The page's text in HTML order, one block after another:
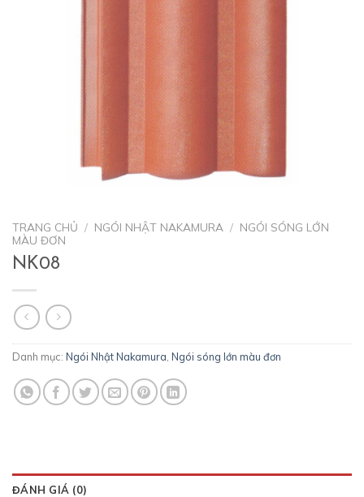
TRANG CHỦ / NGÓI NHẬT NAKAMURA / NGÓI SÓNG LỚN
MÀU ĐƠN
NK08
Danh mục: Ngói Nhật Nakamura Ngói sóng lớn màu đơn
ĐÁNH GIÁ (0)